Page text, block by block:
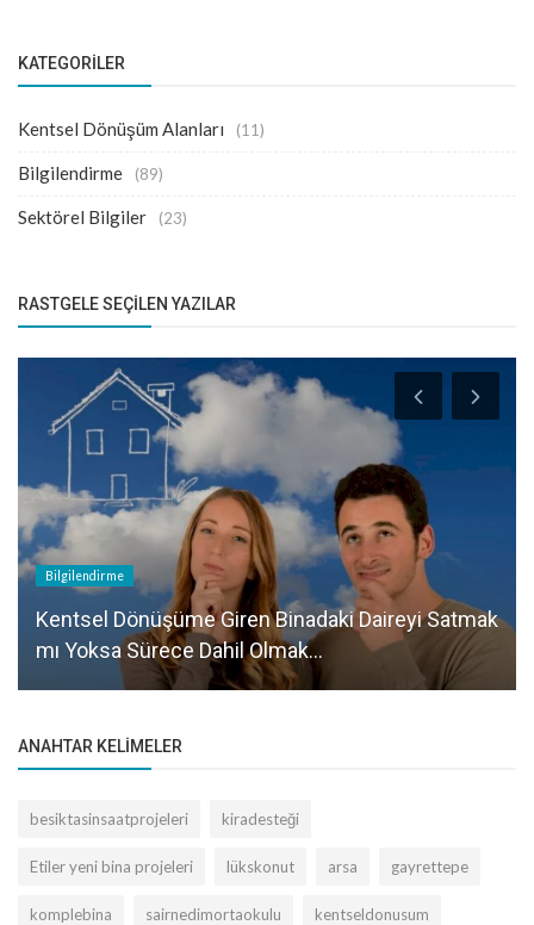
KATEGORILER
Kentsel Dönüşüm Alanları (11)
Bilgilendirme (89)
Sektörel Bilgiler (23)
RASTGELE SEÇILEN YAZILAR
Bilgilendirme
Kentsel Dönüşüme Giren Binadaki Daireyi Satmak
mı Yoksa Sürece Dahil Olmak...
ANAHTAR KELIMELER
besiktasinsaatprojeleri kiradesteği
Etiler yeni bina projeleri lükskonut arsa gayrettepe
komplebina sairnedimortaokulu kentseldonusum